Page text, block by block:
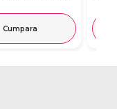
Cumpara